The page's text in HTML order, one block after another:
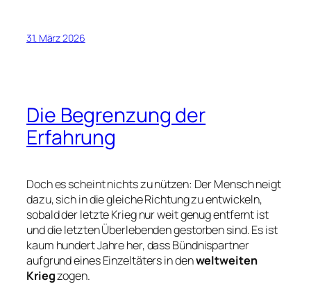
31. März 2026
Die Begrenzung der
Erfahrung
Doch es scheint nichts zu nützen: Der Mensch neigt
dazu, sich in die gleiche Richtung zu entwickeln,
sobald der letzte Krieg nur weit genug entfernt ist
und die letzten Überlebenden gestorben sind. Es ist
kaum hundert Jahre her, dass Bündnispartner
aufgrund eines Einzeltäters in denweltweiten
Kriegzogen.